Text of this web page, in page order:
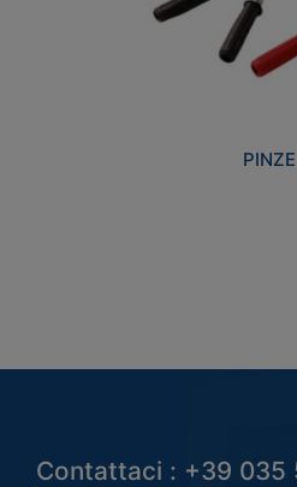
PINZE
Contattaci : +39 035